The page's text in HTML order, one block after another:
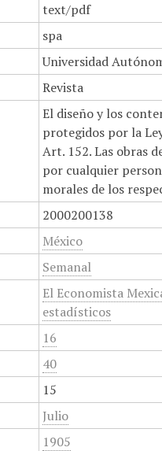
text/pdf
spa
Universidad
Revista
El diseño y los
protegidos por la
Art. 152. Las obras
por cualquier
morales de los
2000200138
México
Semanal
El Economista
estadísticos
16
40
15
Julio
1905